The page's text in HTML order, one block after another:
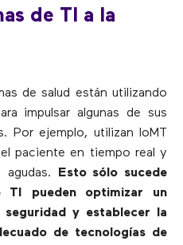
de TI a la
de salud están utilizando
impulsar algunas de sus
Por ejemplo, utilizan IoMT
paciente en tiempo real y
agudas.
Esto sólo sucede
TI pueden optimizar un
y establecer la
de tecnologías de